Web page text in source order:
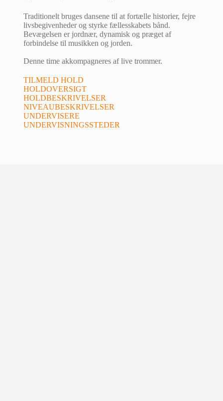
Traditionelt bruges dansene til at fortælle historier, fejre
livsbegivenheder og styrke fællesskabets bånd.
Bevægelsen er jordnær, dynamisk og præget af
forbindelse til musikken og jorden.
Denne time akkompagneres af live trommer.
TILMELD HOLD
HOLDOVERSIGT
HOLDBESKRIVELSER
NIVEAUBESKRIVELSER
UNDERVISERE
UNDERVISNINGSSTEDER